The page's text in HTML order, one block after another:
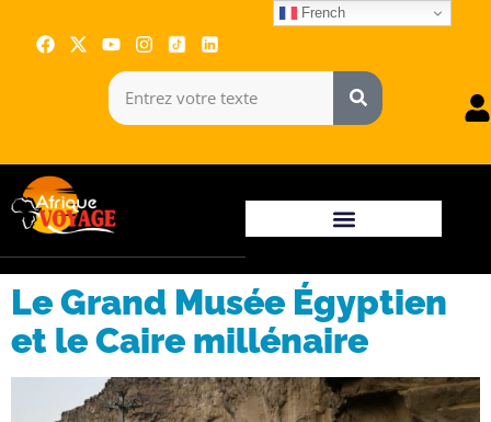
Le Grand Musée Égyptien
et le Caire millénaire
French